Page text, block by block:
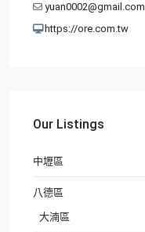
yuan0002@gmail.com
https://ore.com.tw
Our Listings
中壢區
八德區
大湳區